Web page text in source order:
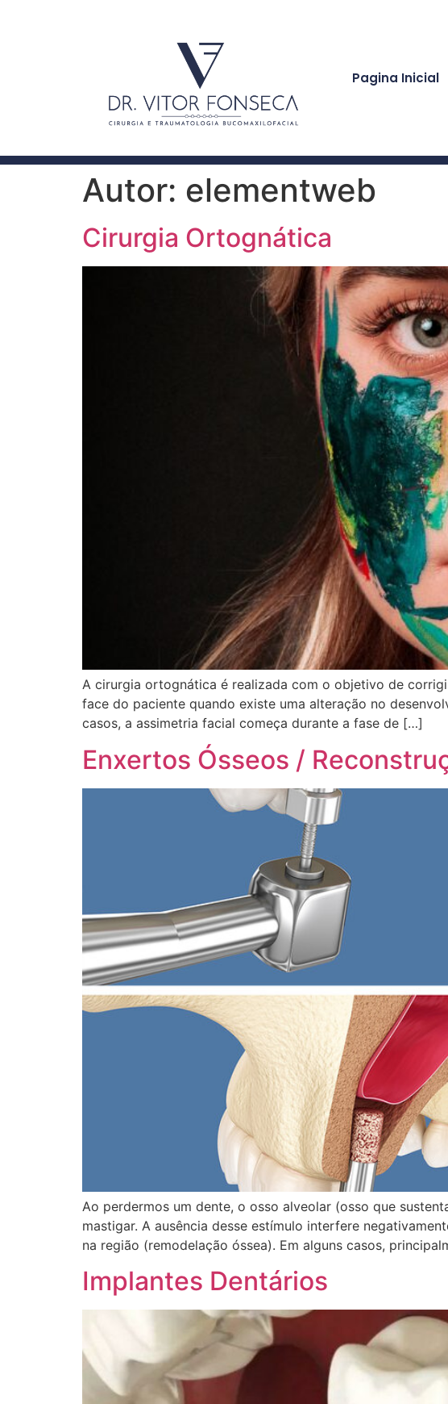
Pagina Inicial
Autor: elementweb
Cirurgia Ortognática
A cirurgia ortognática é realizada com o objetivo de
face do paciente quando existe uma alteração no
casos, a assimetria facial começa durante a fase de […]
Enxertos Ósseos /
Ao perdermos um dente, o osso alveolar (osso que
mastigar. A ausência desse estímulo interfere
na região (remodelação óssea). Em alguns casos,
Implantes Dentários